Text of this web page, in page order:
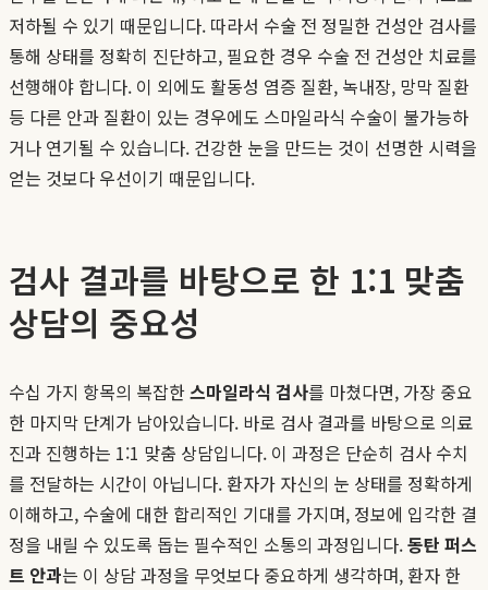
저하될 수 있기 때문입니다. 따라서 수술 전 정밀한 건성안 검사를
통해 상태를 정확히 진단하고, 필요한 경우 수술 전 건성안 치료를
선행해야 합니다. 이 외에도 활동성 염증 질환, 녹내장, 망막 질환
등 다른 안과 질환이 있는 경우에도 스마일라식 수술이 불가능하
거나 연기될 수 있습니다. 건강한 눈을 만드는 것이 선명한 시력을
얻는 것보다 우선이기 때문입니다.
검사 결과를 바탕으로 한 1:1 맞춤
상담의 중요성
수십 가지 항목의 복잡한스마일라식 검사를 마쳤다면, 가장 중요
한 마지막 단계가 남아있습니다. 바로 검사 결과를 바탕으로 의료
진과 진행하는 1:1 맞춤 상담입니다. 이 과정은 단순히 검사 수치
를 전달하는 시간이 아닙니다. 환자가 자신의 눈 상태를 정확하게
이해하고, 수술에 대한 합리적인 기대를 가지며, 정보에 입각한 결
정을 내릴 수 있도록 돕는 필수적인 소통의 과정입니다.동탄 퍼스
트 안과는 이 상담 과정을 무엇보다 중요하게 생각하며, 환자 한